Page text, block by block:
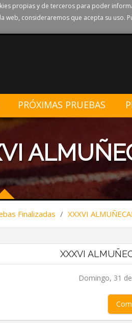
propias y de terceros para poder
web, consideraremos que acepta su uso.
PRÓXIMAS PRUEBAS
Finalizadas / XXXVI
XXXVI
Domingo, 31